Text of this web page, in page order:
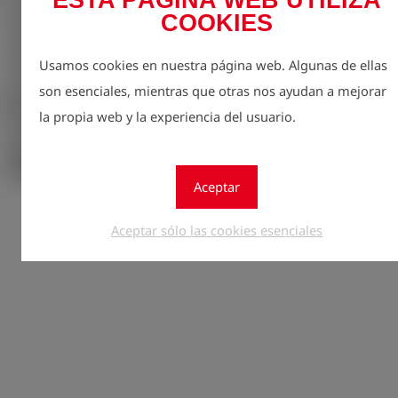
COOKIES
Usamos cookies en nuestra página web. Algunas de ellas
son esenciales, mientras que otras nos ayudan a mejorar
la propia web y la experiencia del usuario.
Aceptar
Aceptar sólo las cookies esenciales